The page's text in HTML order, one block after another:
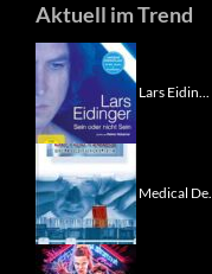
Aktuell im Trend
Lars Eidin...
Medical De...